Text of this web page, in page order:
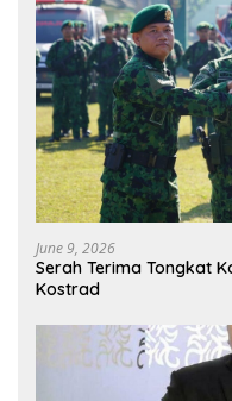
June 9, 2026
Serah Terima Tongkat
Kostrad